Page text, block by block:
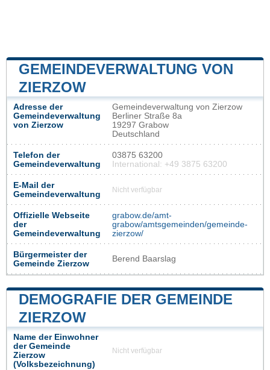
GEMEINDEVERWALTUNG VON
ZIERZOW
Adresse der
Gemeindeverwaltung
von Zierzow
Gemeindeverwaltung von Zierzow
Berliner Straße 8a
19297 Grabow
Deutschland
Telefon der
Gemeindeverwaltung
03875 63200
International: +49 3875 63200
E-Mail der
Gemeindeverwaltung
Nicht verfügbar
Offizielle Webseite
der
Gemeindeverwaltung
grabow.de/amt-
grabow/amtsgemeinden/gemeinde-
zierzow/
Bürgermeister der
Gemeinde Zierzow
Berend Baarslag
DEMOGRAFIE DER GEMEINDE
ZIERZOW
Name der Einwohner
der Gemeinde
Zierzow
(Volksbezeichnung)
Nicht verfügbar